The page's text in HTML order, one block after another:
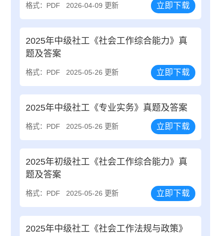
格式：PDF 2026-04-09 更新 立即下载
2025年中级社工《社会工作综合能力》真
题及答案
格式：PDF 2025-05-26 更新 立即下载
2025年中级社工《专业实务》真题及答案
格式：PDF 2025-05-26 更新 立即下载
2025年初级社工《社会工作综合能力》真
题及答案
格式：PDF 2025-05-26 更新 立即下载
2025年中级社工《社会工作法规与政策》